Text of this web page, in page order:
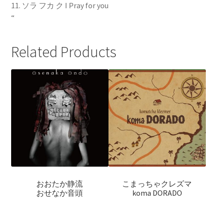
11. ソラ フカ ク I Pray for you
“
Related Products
おおたか静流
おせなか音頭
こまっちゃクレズマ
koma DORADO